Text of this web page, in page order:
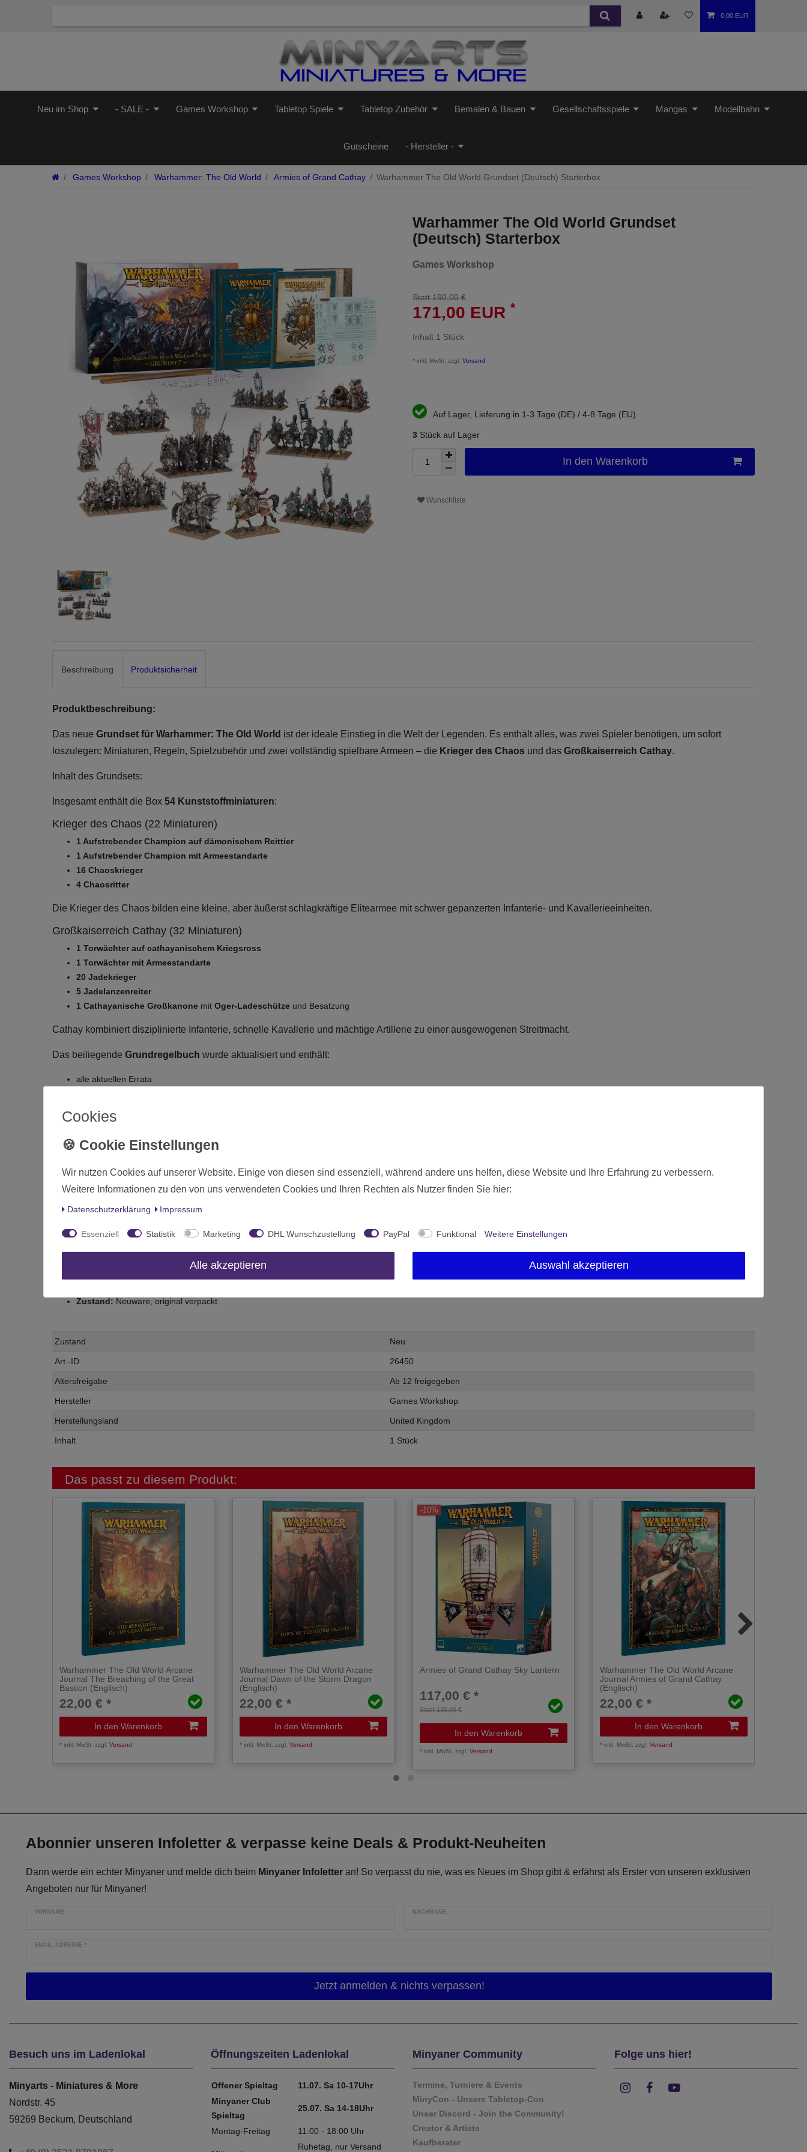
0,00 EUR
Neu im Shop - SALE - Games Workshop Tabletop Spiele Tabletop Zubehör Bemalen & Bauen Gesellschaftsspiele Mangas Modellbahn
Gutscheine - Hersteller -
Games Workshop Warhammer: The Old World Armies of Grand Cathay Warhammer The Old World Grundset (Deutsch) Starterbox
Warhammer The Old World Grundset
(Deutsch) Starterbox
Games Workshop
Statt 190,00 €
171,00 EUR *
Inhalt 1 Stück
* inkl. MwSt. zzgl. Versand
Auf Lager, Lieferung in 1-3 Tage (DE) / 4-8 Tage (EU)
3 Stück auf Lager
In den Warenkorb
Wunschliste
Beschreibung Produktsicherheit
Produktbeschreibung:
Das neue Grundset für Warhammer: The Old World ist der ideale Einstieg in die Welt der Legenden. Es enthält alles, was zwei Spieler benötigen, um sofort
loszulegen: Miniaturen, Regeln, Spielzubehör und zwei vollständig spielbare Armeen – die Krieger des Chaos und das Großkaiserreich Cathay.
Inhalt des Grundsets:
Insgesamt enthält die Box 54 Kunststoffminiaturen:
Krieger des Chaos (22 Miniaturen)
1 Aufstrebender Champion auf dämonischem Reittier
1 Aufstrebender Champion mit Armeestandarte
16 Chaoskrieger
4 Chaosritter
Die Krieger des Chaos bilden eine kleine, aber äußerst schlagkräftige Elitearmee mit schwer gepanzerten Infanterie- und Kavallerieeinheiten.
Großkaiserreich Cathay (32 Miniaturen)
1 Torwächter auf cathayanischem Kriegsross
1 Torwächter mit Armeestandarte
20 Jadekrieger
5 Jadelanzenreiter
1 Cathayanische Großkanone mit Oger-Ladeschütze und Besatzung
Cathay kombiniert disziplinierte Infanterie, schnelle Kavallerie und mächtige Artillerie zu einer ausgewogenen Streitmacht.
Das beiliegende Grundregelbuch wurde aktualisiert und enthält:
alle aktuellen Errata
Regeln für beide enthaltenen Armeen
Damit ist das Regelwerk auf dem neuesten Stand und bietet einen optimalen Einstieg.
Lieferumfang:
Warhammer The Old World Grundset (Deutsch) Starterbox
Zustand: Neuware, original verpackt
Zustand Neu
Art.-ID 26450
Altersfreigabe Ab 12 freigegeben
Hersteller Games Workshop
Herstellungsland United Kingdom
Inhalt 1 Stück
Das passt zu diesem Produkt:
Warhammer The Old World Arcane
Journal The Breaching of the Great
Bastion (Englisch)
22,00 € *
In den Warenkorb
*inkl. MwSt. zzgl.Versand
Warhammer The Old World Arcane
Journal Dawn of the Storm Dragon
(Englisch)
22,00 € *
In den Warenkorb
*inkl. MwSt. zzgl.Versand
-10%
Armies of Grand Cathay Sky Lantern
Statt 130,00 €
117,00 € *
In den Warenkorb
*inkl. MwSt. zzgl.Versand
Warhammer The Old World Arcane
Journal Armies of Grand Cathay
(Englisch)
22,00 € *
In den Warenkorb
*inkl. MwSt. zzgl.Versand
Abonnier unseren Infoletter & verpasse keine Deals & Produkt-Neuheiten
Dann werde ein echter Minyaner und melde dich beim Minyaner Infoletter an! So verpasst du nie, was es Neues im Shop gibt & erfährst als Erster von unseren exklusiven
Angeboten nur für Minyaner!
VORNAME NACHNAME
EMAIL-ADRESSE*
Besuch uns im Ladenlokal
Minyarts - Miniatures & More
Nordstr. 45
59269 Beckum, Deutschland
Öffnungszeiten Ladenlokal
Offener Spieltag
11.07. Sa 10-17Uhr
Minyaner Club
Spieltag
25.07. Sa 14-18Uhr
Montag-Freitag 11:00 - 18:00 Uhr
Ruhetag, nur Versand
Minyaner Community
Termine, Turniere & Events
MinyCon - Unsere Tabletop-Con
Unser Discord - Join the Community!
Creator & Artists
Kaufberater
Folge uns hier!
Cookies
Wir nutzen Cookies auf unserer Website. Einige von diesen sind essenziell, während andere uns helfen, diese Website und Ihre Erfahrung zu verbessern.
Weitere Informationen zu den von uns verwendeten Cookies und Ihren Rechten als Nutzer finden Sie hier:
Daten­schutz­erklärung Impressum
Essenziell Statistik Marketing DHL Wunschzustellung PayPal Funktional Weitere Einstellungen
Alle akzeptieren Auswahl akzeptieren